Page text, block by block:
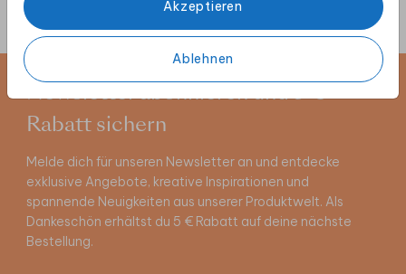
Akzeptieren
Ablehnen
Newsletter abonnieren und 5 €
Rabatt sichern
Melde dich für unseren Newsletter an und entdecke
exklusive Angebote, kreative Inspirationen und
spannende Neuigkeiten aus unserer Produktwelt. Als
Dankeschön erhältst du 5 € Rabatt auf deine nächste
Bestellung.